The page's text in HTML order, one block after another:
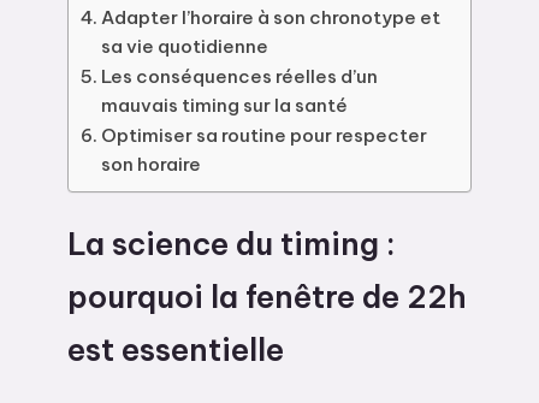
Adapter l’horaire à son chronotype et
sa vie quotidienne
Les conséquences réelles d’un
mauvais timing sur la santé
Optimiser sa routine pour respecter
son horaire
La science du timing :
pourquoi la fenêtre de 22h
est essentielle